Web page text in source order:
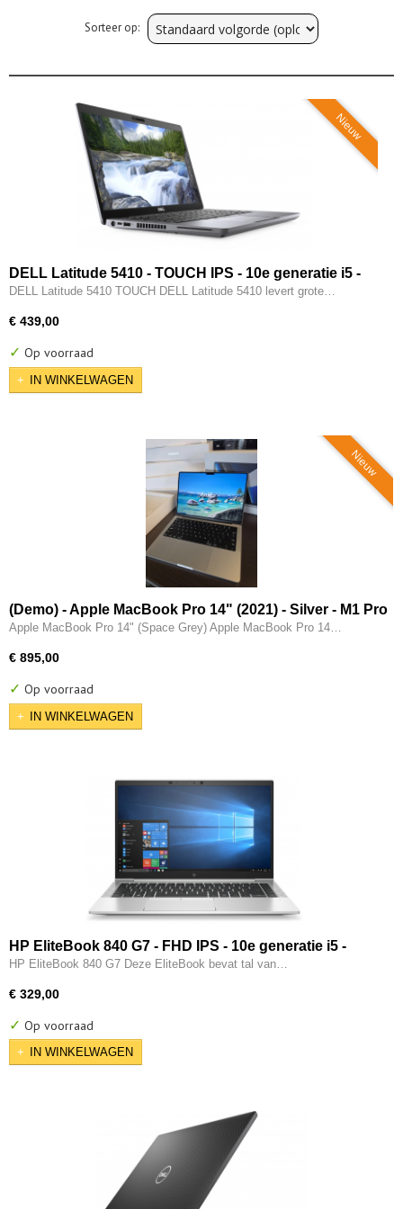
Sorteer op:
Nieuw
DELL Latitude 5410 - TOUCH IPS - 10e generatie i5 -
16GB - 256GB SSD - Intel UHD - Thunderbold - HDMI -
DELL Latitude 5410 TOUCH DELL Latitude 5410 levert grote…
€ 439,00
✓ Op voorraad
IN WINKELWAGEN
Nieuw
(Demo) - Apple MacBook Pro 14" (2021) - Silver - M1 Pro
(10 core) - 16GB - 512GB - 14 Core GPU - 3x Thunderbolt
Apple MacBook Pro 14" (Space Grey) Apple MacBook Pro 14…
€ 895,00
✓ Op voorraad
IN WINKELWAGEN
HP EliteBook 840 G7 - FHD IPS - 10e generatie i5 -
16GB - 256GB SSD - USB Type-C - Intel UHD - W11
HP EliteBook 840 G7 Deze EliteBook bevat tal van…
€ 329,00
✓ Op voorraad
IN WINKELWAGEN